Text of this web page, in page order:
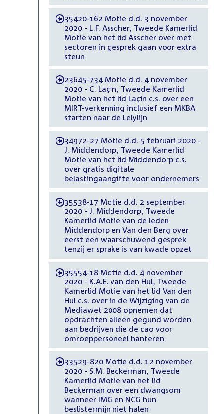
-35420-162 Motie d.d. 3 november
2020 - L.F. Asscher, Tweede Kamerlid
Motie van het lid Asscher over met
sectoren in gesprek gaan voor extra
steun
-23645-734 Motie d.d. 4 november
2020 - C. Laçin, Tweede Kamerlid
Motie van het lid Laçin c.s. over een
MIRT-verkenning inclusief een MKBA
starten naar de Lelylijn
-34972-27 Motie d.d. 5 februari 2020 -
J. Middendorp, Tweede Kamerlid
Motie van het lid Middendorp c.s.
over gratis digitale
belastingaangifte voor ondernemers
-35538-17 Motie d.d. 2 september
2020 - J. Middendorp, Tweede
Kamerlid Motie van de leden
Middendorp en Van den Berg over
eerst een waarschuwend gesprek
tenzij er sprake is van kwade opzet
-35554-18 Motie d.d. 4 november
2020 - K.A.E. van den Hul, Tweede
Kamerlid Motie van het lid Van den
Hul c.s. over in de Wijziging van de
Mediawet 2008 opnemen dat
opdrachten alleen gegund worden
aan bedrijven die de cao voor
omroeppersoneel hanteren
-33529-820 Motie d.d. 12 november
2020 - S.M. Beckerman, Tweede
Kamerlid Motie van het lid
Beckerman over een dwangsom
wanneer IMG en NCG hun
beslistermijn niet halen